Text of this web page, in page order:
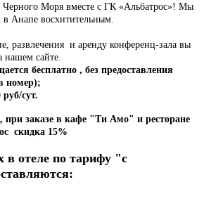
Черного Моря вместе с ГК «Альбатрос»! Мы
в Анапе восхитительным.
развлечения и аренду конференц-зала вы
нашем сайте.
бесплатно , без предоставления
номер);
сут.
заказе в кафе "Ти Амо" и ресторане
скидка 15%
отеле по тарифу "с
: